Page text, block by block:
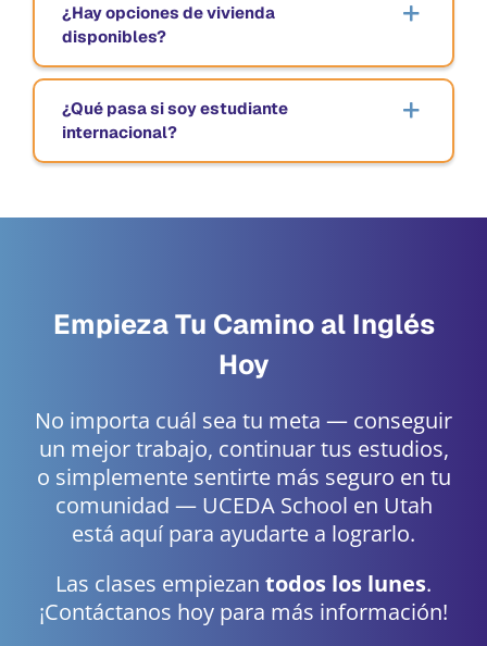
¿Hay opciones de vivienda
disponibles?
¿Qué pasa si soy estudiante
internacional?
Empieza Tu Camino al Inglés
Hoy
No importa cuál sea tu meta — conseguir
un mejor trabajo, continuar tus estudios,
o simplemente sentirte más seguro en tu
comunidad — UCEDA School en Utah
está aquí para ayudarte a lograrlo.
Las clases empiezan todos los lunes.
¡Contáctanos hoy para más información!